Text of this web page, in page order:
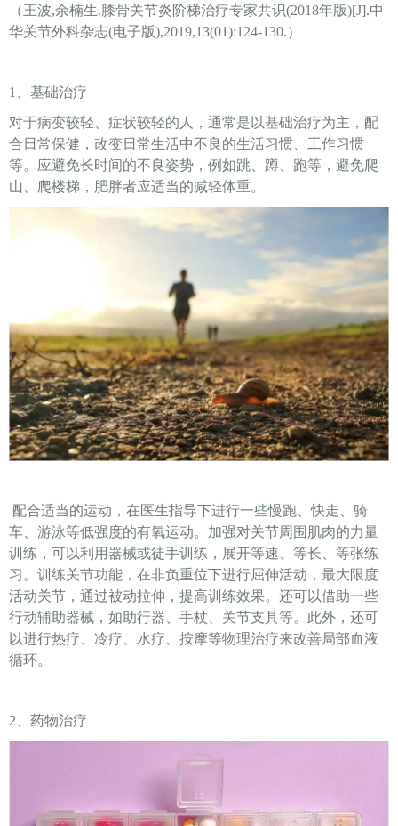
（王波,余楠生.膝骨关节炎阶梯治疗专家共识(2018年版)[J].中
华关节外科杂志(电子版),2019,13(01):124-130.）
1、基础治疗
对于病变较轻、症状较轻的人，通常是以基础治疗为主，配
合日常保健，改变日常生活中不良的生活习惯、工作习惯
等。应避免长时间的不良姿势，例如跳、蹲、跑等，避免爬
山、爬楼梯，肥胖者应适当的减轻体重。
配合适当的运动，在医生指导下进行一些慢跑、快走、骑
车、游泳等低强度的有氧运动。加强对关节周围肌肉的力量
训练，可以利用器械或徒手训练，展开等速、等长、等张练
习。训练关节功能，在非负重位下进行屈伸活动，最大限度
活动关节，通过被动拉伸，提高训练效果。还可以借助一些
行动辅助器械，如助行器、手杖、关节支具等。此外，还可
以进行热疗、冷疗、水疗、按摩等物理治疗来改善局部血液
循环。
2、药物治疗